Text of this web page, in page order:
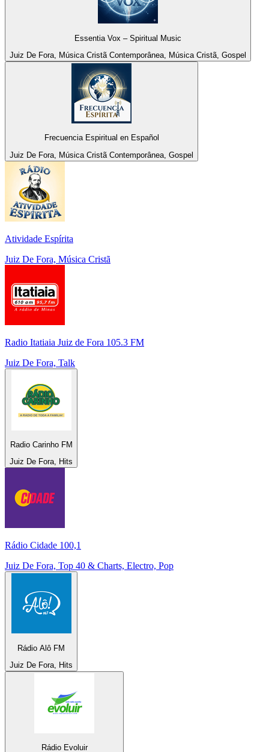
Essentia Vox – Spiritual Music
Juiz De Fora, Música Cristã Contemporânea, Música Cristã, Gospel
Frecuencia Espiritual en Español
Juiz De Fora, Música Cristã Contemporânea, Gospel
Atividade Espírita
Juiz De Fora, Música Cristã
Radio Itatiaia Juiz de Fora 105.3 FM
Juiz De Fora, Talk
Radio Carinho FM
Juiz De Fora, Hits
Rádio Cidade 100,1
Juiz De Fora, Top 40 & Charts, Electro, Pop
Rádio Alô FM
Juiz De Fora, Hits
Rádio Evoluir